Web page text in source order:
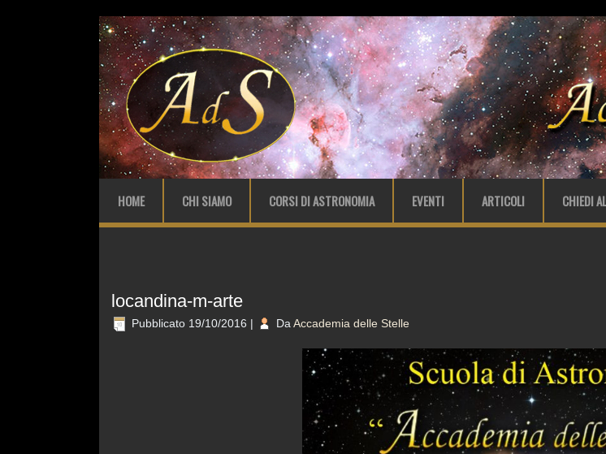
HOME CHI SIAMO CORSI DI ASTRONOMIA EVENTI ARTICOLI CHIEDI
locandina-m-arte
Pubblicato 19/10/2016 | Da Accademia delle Stelle